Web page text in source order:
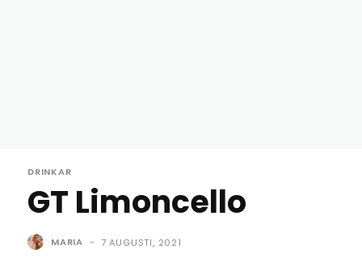
DRINKAR
GT Limoncello
MARIA - 7 AUGUSTI, 2021